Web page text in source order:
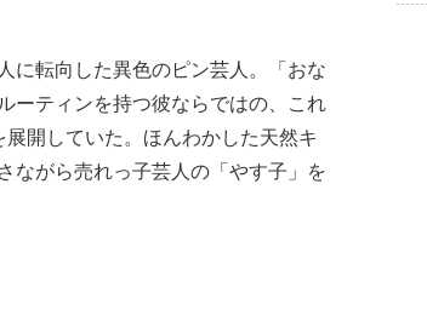
に転向した異色のピン芸人。「おな
ーティンを持つ彼ならではの、これ
開していた。ほんわかした天然キ
ながら売れっ子芸人の「やす子」を